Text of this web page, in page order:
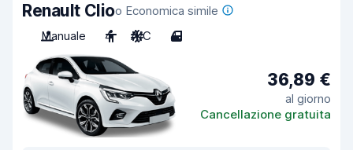
Renault Clioo Economica simile
Manuale
4 A/C 4
36,89 €
al giorno
Cancellazione gratuita